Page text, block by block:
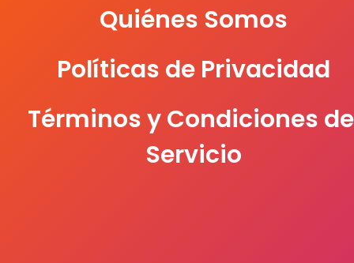
Quiénes Somos
Políticas de Privacidad
Términos y Condiciones
Servicio